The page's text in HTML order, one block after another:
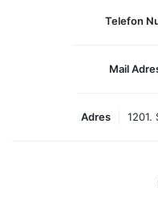
Telefon
Mail
Adres 1201.